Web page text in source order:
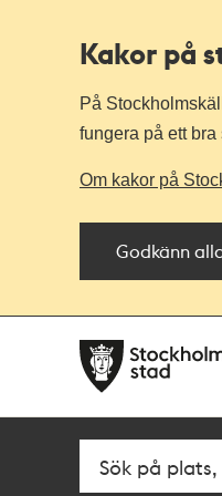
Kakor på
På
fungera på ett bra
Om kakor på
Godkänn
navigationen
huvudinnehållet
Fritextsök